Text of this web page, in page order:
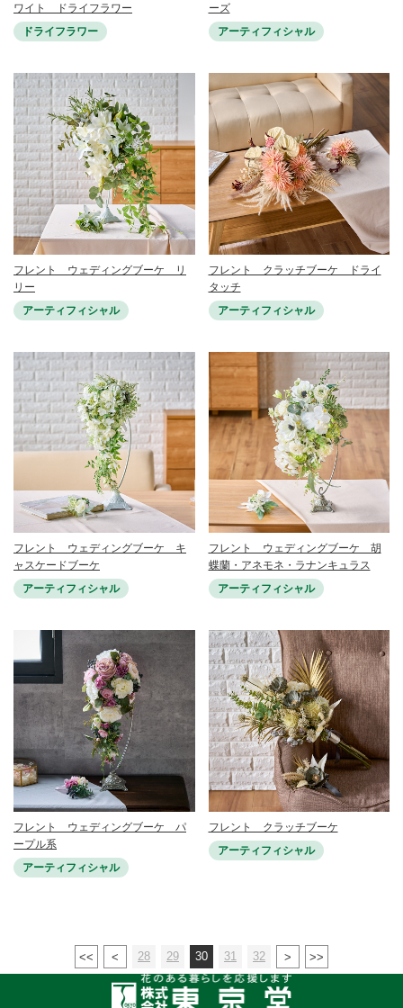
ワイト ドライフラワー
ドライフラワー
ーズ
アーティフィシャル
フレント ウェディングブーケ リ
リー
アーティフィシャル
フレント クラッチブーケ ドライ
タッチ
アーティフィシャル
フレント ウェディングブーケ キ
ャスケードブーケ
アーティフィシャル
フレント ウェディングブーケ 胡
蝶蘭・アネモネ・ラナンキュラス
アーティフィシャル
フレント ウェディングブーケ パ
ープル系
アーティフィシャル
フレント クラッチブーケ
アーティフィシャル
28 29 30 31 32